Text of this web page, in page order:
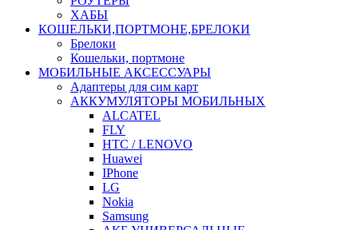
ХАБЫ
КОШЕЛЬКИ,ПОРТМОНЕ,БРЕЛОКИ
Брелоки
Кошельки, портмоне
МОБИЛЬНЫЕ АКСЕССУАРЫ
Адаптеры для сим карт
АККУМУЛЯТОРЫ МОБИЛЬНЫХ
ALCATEL
FLY
HTC / LENOVO
Huawei
IPhone
LG
Nokia
Samsung